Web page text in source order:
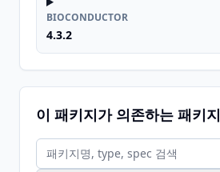
BIOCONDUCTOR
4.3.2
이 패키지가 의존하는 패키지